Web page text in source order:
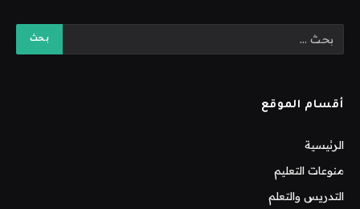
أقسام الموقع
الرئيسية
منوعات التعليم
التدريس والتعلم